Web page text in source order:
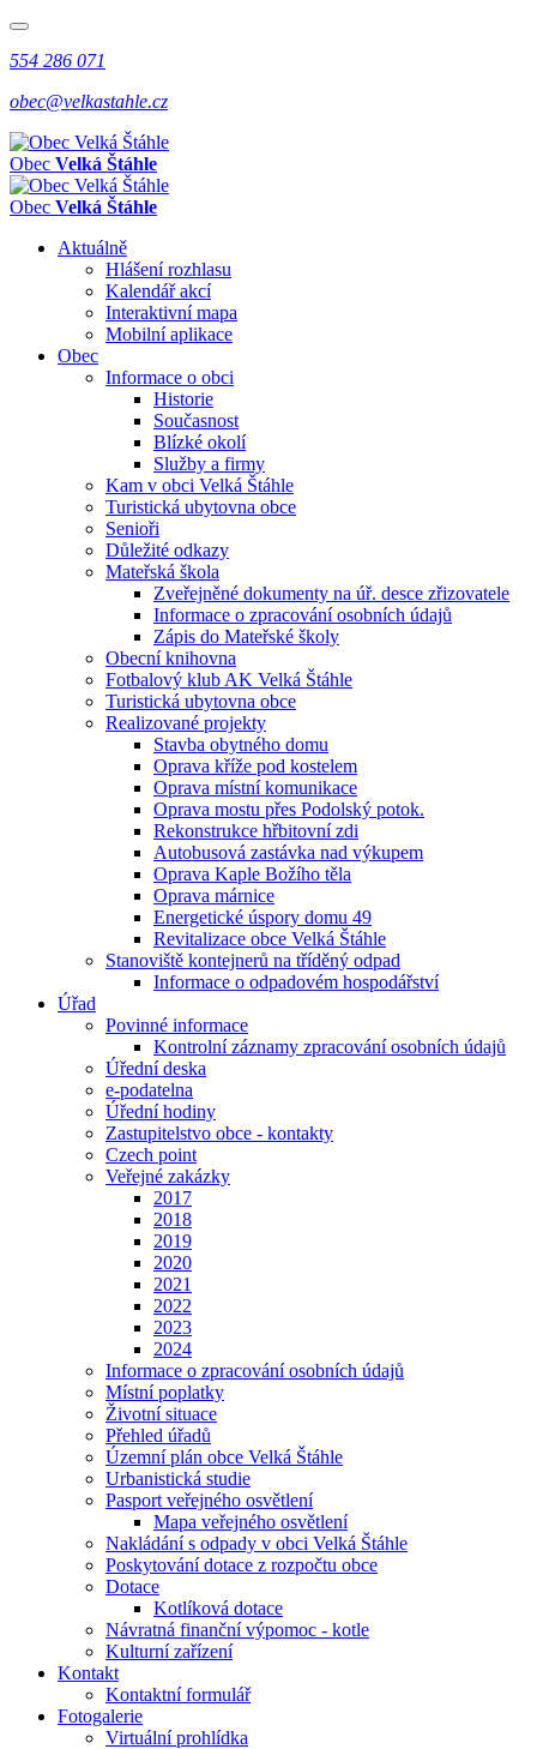
554 286 071
obec@velkastahle.cz
Obec Velká Štáhle
Obec Velká Štáhle
Aktuálně
Hlášení rozhlasu
Kalendář akcí
Interaktivní mapa
Mobilní aplikace
Obec
Informace o obci
Historie
Současnost
Blízké okolí
Služby a firmy
Kam v obci Velká Štáhle
Turistická ubytovna obce
Senioři
Důležité odkazy
Mateřská škola
Zveřejněné dokumenty na úř. desce zřizovatele
Informace o zpracování osobních údajů
Zápis do Mateřské školy
Obecní knihovna
Fotbalový klub AK Velká Štáhle
Turistická ubytovna obce
Realizované projekty
Stavba obytného domu
Oprava kříže pod kostelem
Oprava místní komunikace
Oprava mostu přes Podolský potok.
Rekonstrukce hřbitovní zdi
Autobusová zastávka nad výkupem
Oprava Kaple Božího těla
Oprava márnice
Energetické úspory domu 49
Revitalizace obce Velká Štáhle
Stanoviště kontejnerů na tříděný odpad
Informace o odpadovém hospodářství
Úřad
Povinné informace
Kontrolní záznamy zpracování osobních údajů
Úřední deska
e-podatelna
Úřední hodiny
Zastupitelstvo obce - kontakty
Czech point
Veřejné zakázky
2017
2018
2019
2020
2021
2022
2023
2024
Informace o zpracování osobních údajů
Místní poplatky
Životní situace
Přehled úřadů
Územní plán obce Velká Štáhle
Urbanistická studie
Pasport veřejného osvětlení
Mapa veřejného osvětlení
Nakládání s odpady v obci Velká Štáhle
Poskytování dotace z rozpočtu obce
Dotace
Kotlíková dotace
Návratná finanční výpomoc - kotle
Kulturní zařízení
Kontakt
Kontaktní formulář
Fotogalerie
Virtuální prohlídka